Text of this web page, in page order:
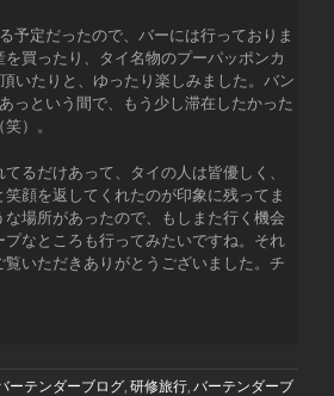
予定だったので、バーには行っておりま
買ったり、タイ名物のプーパッポンカ
いたりと、ゆったり楽しみました。バン
っという間で、もう少し滞在したかった
）。
るだけあって、タイの人は皆優しく、
顔を返してくれたのが印象に残ってま
場所があったので、もしまた行く機会
なところも行ってみたいですね。それ
いただきありがとうございました。チ
ーテンダーブログ 研修旅行 バーテンダーブ